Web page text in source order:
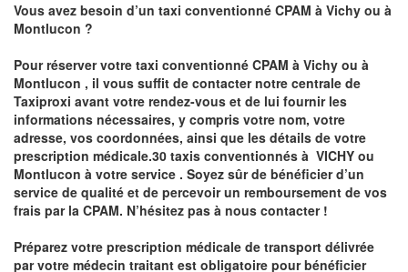
Vous avez besoin d’un taxi conventionné CPAM à Vichy ou à
Montlucon ?
Pour réserver votre taxi conventionné CPAM à Vichy ou à
Montlucon , il vous suffit de contacter notre centrale de
Taxiproxi avant votre rendez-vous et de lui fournir les
informations nécessaires, y compris votre nom, votre
adresse, vos coordonnées, ainsi que les détails de votre
prescription médicale.30 taxis conventionnés à VICHY ou
Montlucon à votre service . Soyez sûr de bénéficier d’un
service de qualité et de percevoir un remboursement de vos
frais par la CPAM. N’hésitez pas à nous contacter !
Préparez votre prescription médicale de transport délivrée
par votre médecin traitant est obligatoire pourbénéficier